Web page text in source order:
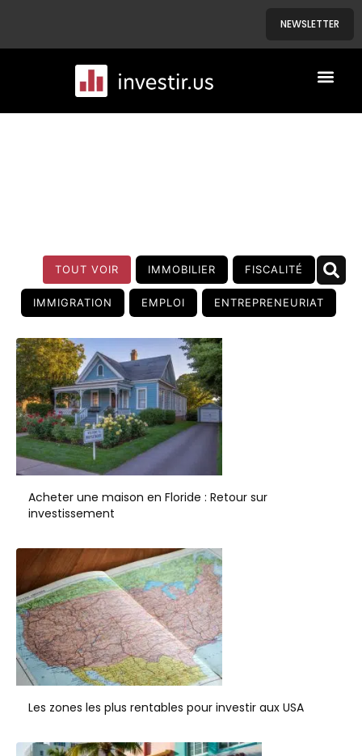
NEWSLETTER
TOUT VOIR IMMOBILIER FISCALITÉ
IMMIGRATION EMPLOI ENTREPRENEURIAT
Acheter une maison en Floride : Retour sur
investissement
Les zones les plus rentables pour investir aux USA